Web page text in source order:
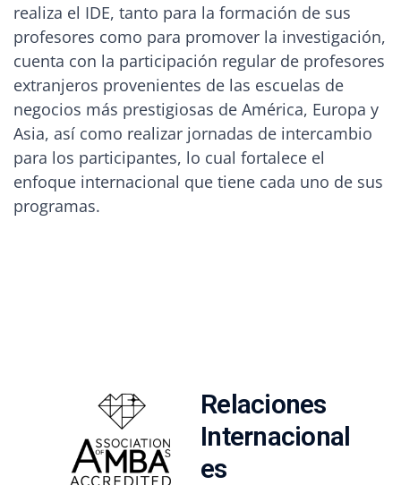
realiza el IDE, tanto para la formación de sus
profesores como para promover la investigación,
cuenta con la participación regular de profesores
extranjeros provenientes de las escuelas de
negocios más prestigiosas de América, Europa y
Asia, así como realizar jornadas de intercambio
para los participantes, lo cual fortalece el
enfoque internacional que tiene cada uno de sus
programas.
Relaciones
Internacional
es